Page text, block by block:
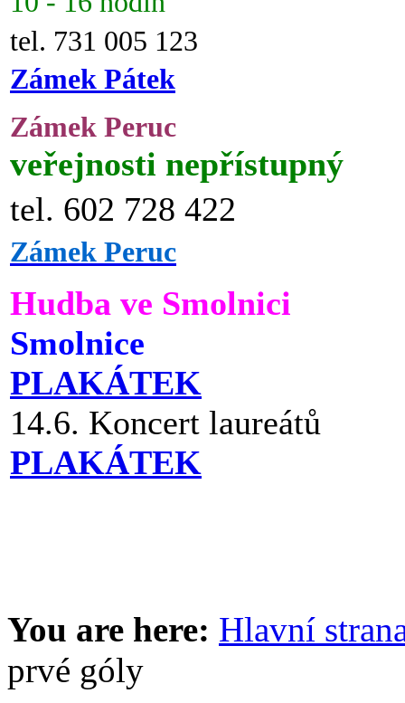
tel. 731 005 123
Zámek Pátek
Zámek Peruc
veřejnosti nepřístupný
tel. 602 728 422
Zámek Peruc
Hudba ve Smolnici
Smolnice
PLAKÁTEK
14.6. Koncert laureátů
PLAKÁTEK
You are here: Hlavní
prvé góly